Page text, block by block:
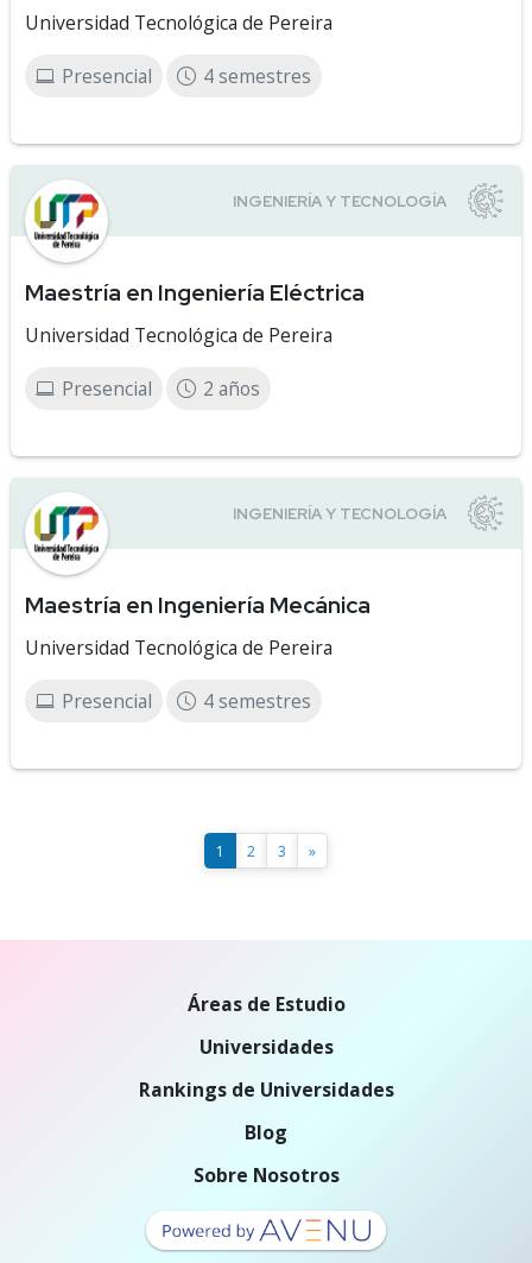
Universidad Tecnológica de Pereira
Presencial 4 semestres
Maestría en Ingeniería Eléctrica
Universidad Tecnológica de Pereira
Presencial 2 años
Maestría en Ingeniería Mecánica
Universidad Tecnológica de Pereira
Presencial 4 semestres
1 2 3 »
Áreas de Estudio
Universidades
Rankings de Universidades
Blog
Sobre Nosotros